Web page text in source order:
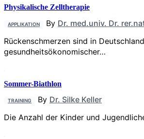
Physikalische Zelltherapie
APPLIKATION By Dr. med.univ. Dr.
Rückenschmerzen sind in
gesundheitsökonomischer…
Sommer-Biathlon
TRAINING By Dr. Silke Keller
Die Anzahl der Kinder und